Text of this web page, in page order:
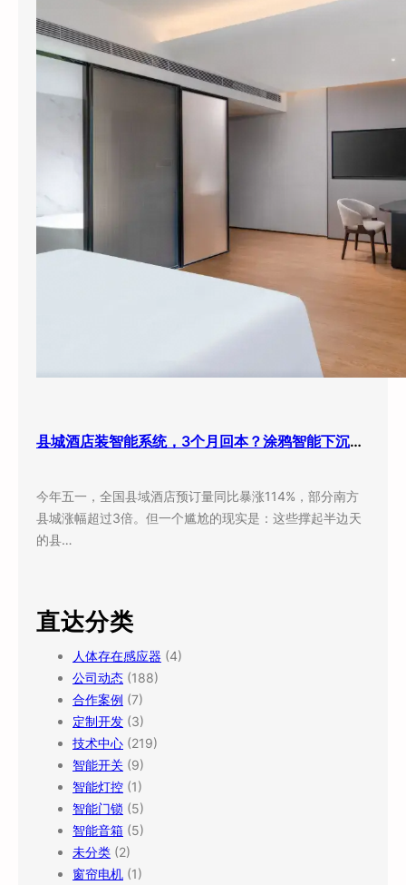
县城酒店装智能系统，3个月回本？涂鸦智能下沉市场打法曝光
今年五一，全国县域酒店预订量同比暴涨114%，部分南方
县城涨幅超过3倍。但一个尴尬的现实是：这些撑起半边天
的县…
直达分类
人体存在感应器 (4)
公司动态 (188)
合作案例 (7)
定制开发 (3)
技术中心 (219)
智能开关 (9)
智能灯控 (1)
智能门锁 (5)
智能音箱 (5)
未分类 (2)
窗帘电机 (1)